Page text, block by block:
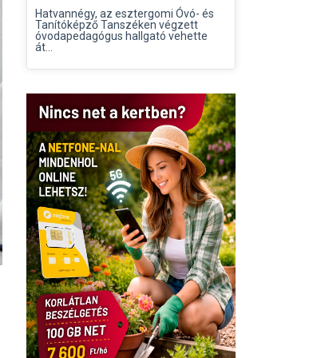
Hatvannégy, az esztergomi Óvó- és
Tanítóképző Tanszéken végzett
óvodapedagógus hallgató vehette
át...